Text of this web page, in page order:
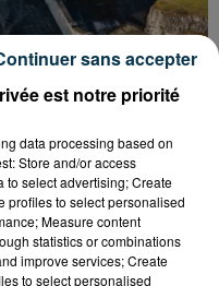
est notre priorité
data processing based on
Store and/or access
to select advertising; Create
profiles to select personalised
Measure content
statistics or combinations
improve services; Create
to select personalised
sans accepter